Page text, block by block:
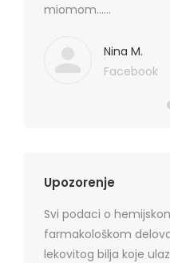
miomom……
Nina M.
Facebook
Upozorenje
Svi podaci o
farmakološkom
lekovitog bilja koje